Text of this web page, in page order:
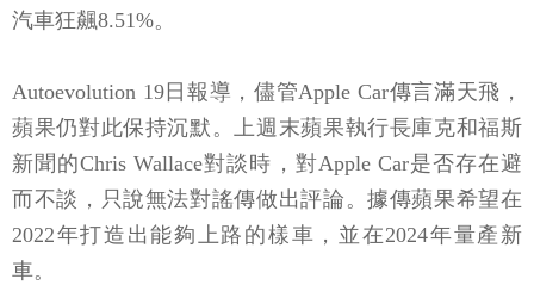
汽車狂飆8.51%。
Autoevolution 19日報導，儘管Apple Car傳言滿天飛，
蘋果仍對此保持沉默。上週末蘋果執行長庫克和福斯
新聞的Chris Wallace對談時，對Apple Car是否存在避
而不談，只說無法對謠傳做出評論。據傳蘋果希望在
2022年打造出能夠上路的樣車，並在2024年量產新
車。